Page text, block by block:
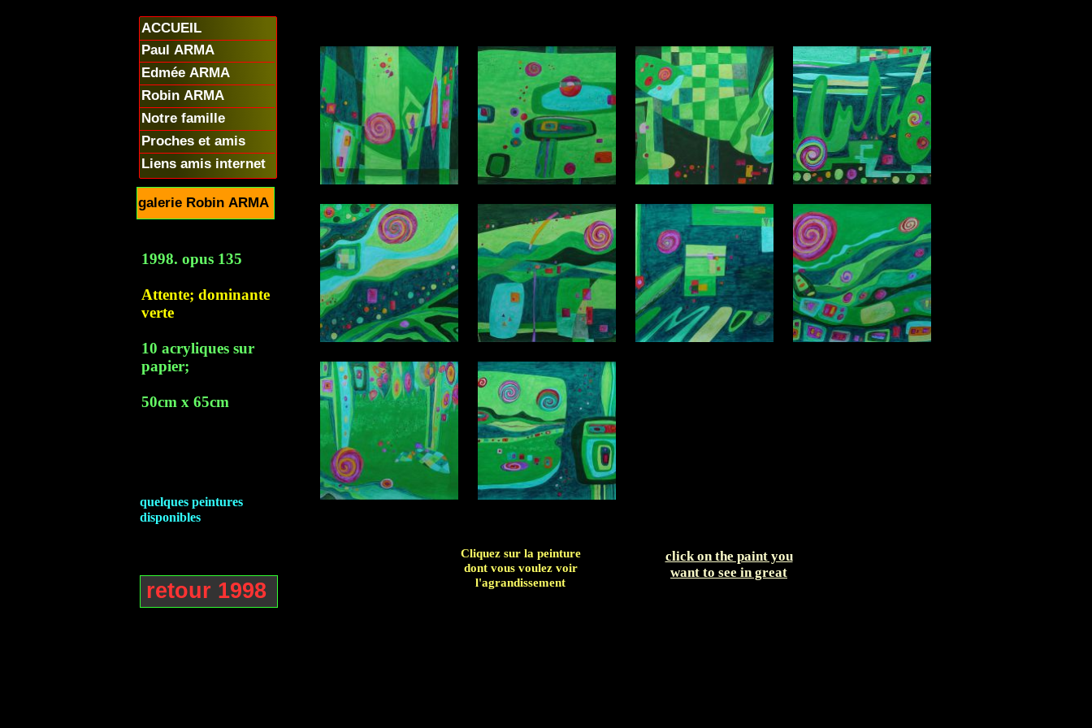
click on the paint you
want to see in great
Cliquez sur la peinture
dont vous voulez voir
l'agrandissement
1998. opus 135
Attente; dominante
verte
10 acryliques sur
papier;
50cm x 65cm
quelques peintures
disponibles
retour 1998
ACCUEIL
Paul ARMA
Edmée ARMA
Robin ARMA
Notre famille
Proches et amis
Liens amis internet
galerie Robin ARMA